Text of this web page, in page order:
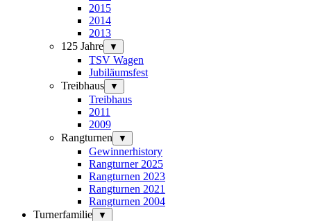
2015
2014
2013
125 Jahre
▼
TSV Wagen
Jubiläumsfest
Treibhaus
▼
Treibhaus
2011
2009
Rangturnen
▼
Gewinnerhistory
Rangturner 2025
Rangturnen 2023
Rangturnen 2021
Rangturnen 2004
Turnerfamilie
▼